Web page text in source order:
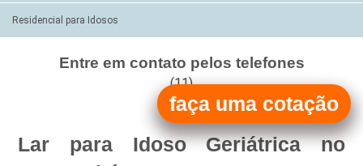
Residencial para Idosos
Entre em contato pelos telefones
(11)
(11)
Lar para Idoso Geriátrica no
faça uma cotação